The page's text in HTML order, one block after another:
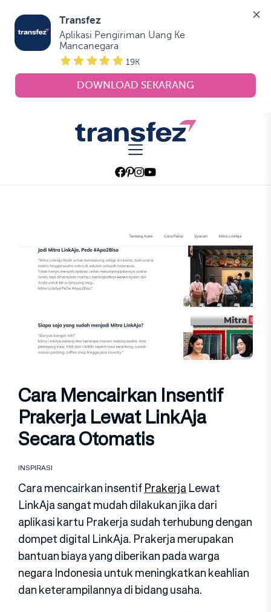
Transfez
Aplikasi Pengiriman Uang Ke
Mancanegara
19K
DOWNLOAD SEKARANG
Transfez
Cara Mencairkan Insentif
Prakerja Lewat LinkAja
Secara Otomatis
INSPIRASI
Cara mencairkan insentifPrakerjaLewat
LinkAja sangat mudah dilakukan jika dari
aplikasi kartu Prakerja sudah terhubung dengan
dompet digital LinkAja. Prakerja merupakan
bantuan biaya yang diberikan pada warga
negara Indonesia untuk meningkatkan keahlian
dan keterampilannya di bidang usaha.